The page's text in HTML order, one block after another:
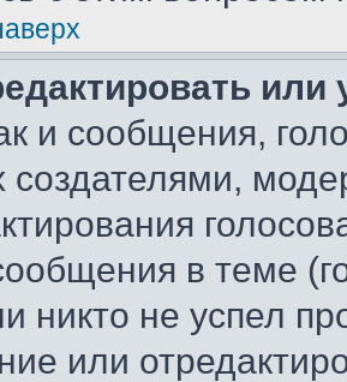
и сообщения,
создателями,
в теме
никто не успел
или